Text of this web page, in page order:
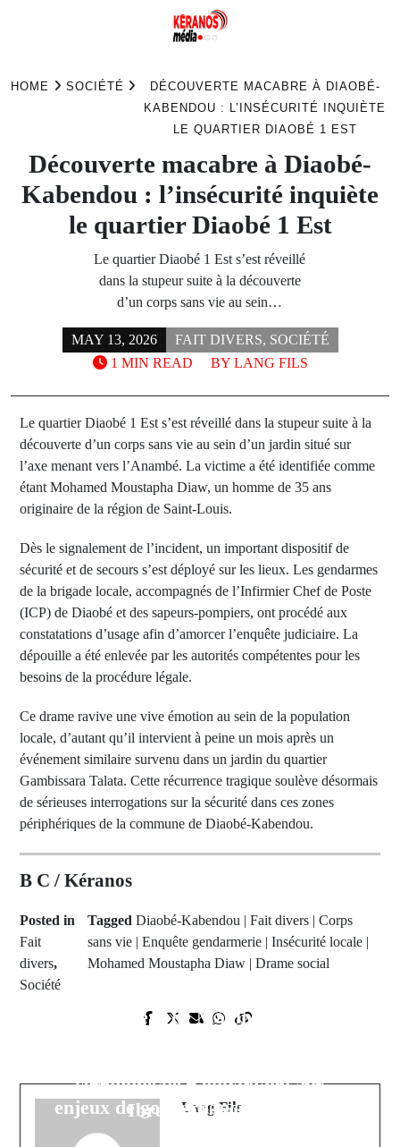
HOME SOCIÉTÉ
DÉCOUVERTE MACABRE À DIAOBÉ-
KABENDOU : L’INSÉCURITÉ INQUIÈTE
LE QUARTIER DIAOBÉ 1 EST
Découverte macabre à Diaobé-
Kabendou : l’insécurité inquiète
le quartier Diaobé 1 Est
Le quartier Diaobé 1 Est s’est réveillé
dans la stupeur suite à la découverte
d’un corps sans vie au sein…
MAY 13, 2026 FAIT DIVERS, SOCIÉTÉ
BY LANG FILS
1 MIN READ
Le quartier Diaobé 1 Est s’est réveillé dans la stupeur suite à la
découverte d’un corps sans vie au sein d’un jardin situé sur
l’axe menant vers l’Anambé. La victime a été identifiée comme
étant Mohamed Moustapha Diaw, un homme de 35 ans
originaire de la région de Saint-Louis.
Dès le signalement de l’incident, un important dispositif de
sécurité et de secours s’est déployé sur les lieux. Les gendarmes
de la brigade locale, accompagnés de l’Infirmier Chef de Poste
(ICP) de Diaobé et des sapeurs-pompiers, ont procédé aux
constatations d’usage afin d’amorcer l’enquête judiciaire. La
dépouille a été enlevée par les autorités compétentes pour les
besoins de la procédure légale.
Ce drame ravive une vive émotion au sein de la population
locale, d’autant qu’il intervient à peine un mois après un
événement similaire survenu dans un jardin du quartier
Gambissara Talata. Cette récurrence tragique soulève désormais
de sérieuses interrogations sur la sécurité dans ces zones
périphériques de la commune de Diaobé-Kabendou.
B C / Kéranos
Posted in
Fait
divers,
Société
TaggedDiaobé-Kabendou | Fait divers | Corps
sans vie | Enquête gendarmerie | Insécurité locale |
Mohamed Moustapha Diaw | Drame social
La lumière de Madina Souané
à l'héritage éternel de Cheikh
Ibrahima Souané
commune de Kolibantang aux
enjeux de gouvernance territoriale
Lang Fils